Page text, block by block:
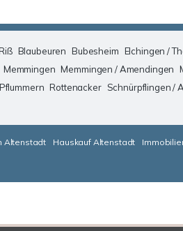
Blaubeuren Bubesheim Elchingen /
Memmingen Memmingen / Amendingen
Rottenacker Schnürpflingen /
Altenstadt Hauskauf Altenstadt